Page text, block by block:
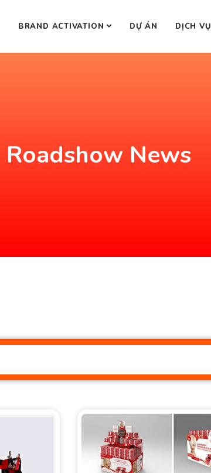
BRAND ACTIVATION DỰ ÁN DỊCH VỤ
Roadshow News